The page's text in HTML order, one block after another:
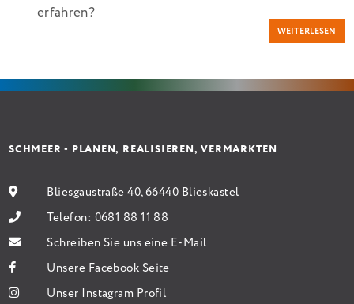
bei 35 Jahren Laufzeit und 10 Jahren Zinsbindung
Antragstellende verpflichten sich zu energetischer
Sanierung in Einzelmaßnahmen […]
erfahren?
WEITERLESEN
SCHMEER - PLANEN, REALISIEREN, VERMARKTEN
Bliesgaustraße 40, 66440 Blieskastel
Telefon: 0681 88 11 88
Schreiben Sie uns eine E-Mail
Unsere Facebook Seite
Unser Instagram Profil